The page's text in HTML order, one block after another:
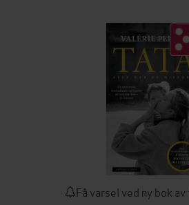
Få varsel ved ny bok